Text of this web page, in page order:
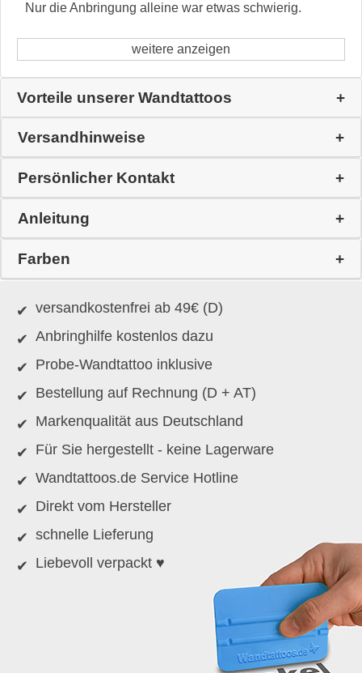
Nur die Anbringung alleine war etwas schwierig.
weitere anzeigen
Vorteile unserer Wandtattoos
Versandhinweise
Persönlicher Kontakt
Anleitung
Farben
versandkostenfrei ab 49€ (D)
Anbringhilfe kostenlos dazu
Probe-Wandtattoo inklusive
Bestellung auf Rechnung (D + AT)
Markenqualität aus Deutschland
Für Sie hergestellt - keine Lagerware
Wandtattoos.de Service Hotline
Direkt vom Hersteller
schnelle Lieferung
Liebevoll verpackt ♥